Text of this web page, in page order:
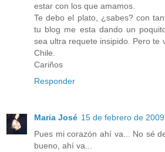
estar con los que amamos.
Te debo el plato, ¿sabes? con
tu blog me esta dando un
sea ultra requete insipido. Pero te
Chile.
Cariños
Responder
Maria José 15 de febrero de
Pues mi corazón ahí va... No sé
bueno, ahí va...